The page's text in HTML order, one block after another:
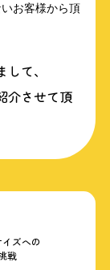
お客様から頂
て、
介させて頂
ズへの
戦